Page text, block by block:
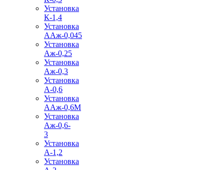
Установка
К-1,4
Установка
ААж-0,045
Установка
Аж-0,25
Установка
Аж-0,3
Установка
А-0,6
Установка
ААж-0,6М
Установка
Аж-0,6-
3
Установка
А-1,2
Установка